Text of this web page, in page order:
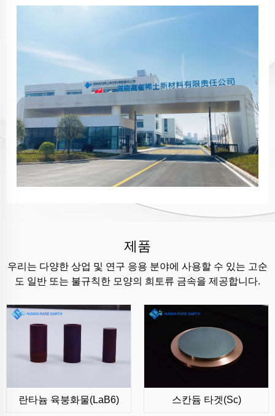
제품
우리는 다양한 상업 및 연구 응용 분야에 사용할 수 있는 고순
도 일반 또는 불규칙한 모양의 희토류 금속을 제공합니다.
란타늄 육붕화물(LaB6) 스칸듐 타겟(Sc)